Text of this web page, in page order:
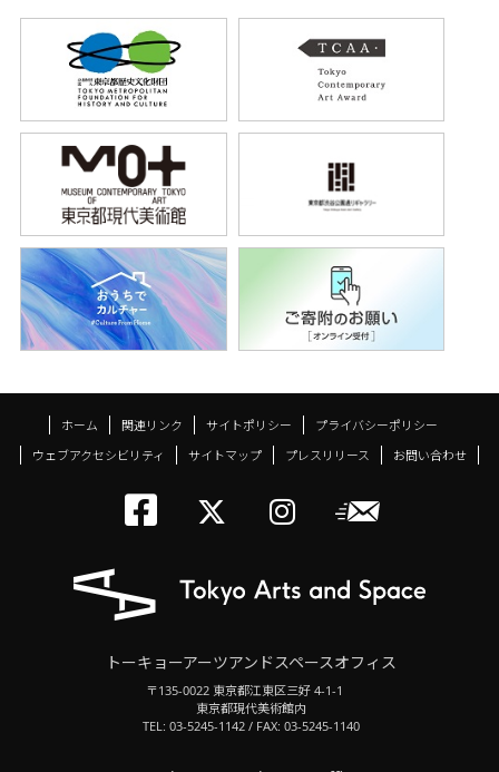
ホーム 関連リンク サイトポリシー
プライバシーポリシー
ウェブアクセシビリティ
サイトマップ プレスリリース お問い合わせ
トーキョーアーツ
メールニ
トーキョーアーツアンドスペースオフィス
〒135-0022 東京都江東区三好 4-1-1
東京都現代美術館内
TEL: 03-5245-1142 / FAX: 03-5245-1140